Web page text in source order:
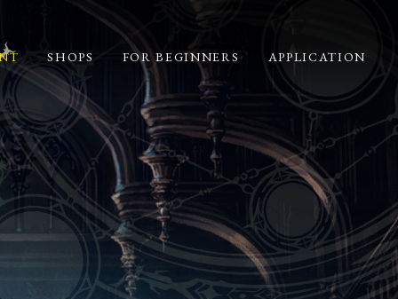
SHOPS FOR BEGINNERS APPLICATION